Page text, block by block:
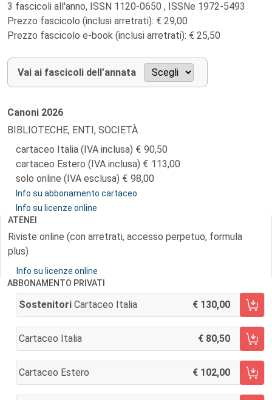
3 fascicoli all'anno, ISSN 1120-0650 , ISSNe 1972-5493
Prezzo fascicolo (inclusi arretrati): € 29,00
Prezzo fascicolo e-book (inclusi arretrati): € 25,50
Vai ai fascicoli dell’annata
Canoni 2026
BIBLIOTECHE, ENTI, SOCIETÀ
cartaceo Italia (IVA inclusa)
90,50
cartaceo Estero (IVA inclusa)
113,00
solo online (IVA esclusa)
98,00
Info su abbonamento cartaceo
Info su licenze online
ATENEI
Riviste online (con arretrati, accesso perpetuo, formula
plus)
Info su licenze online
ABBONAMENTO PRIVATI
Sostenitori Cartaceo Italia 130,00
AGGIUNGI AL CARRELLO
Cartaceo Italia 80,50
AGGIUNGI AL CARRELLO
Cartaceo Estero 102,00
AGGIUNGI AL CARRELLO